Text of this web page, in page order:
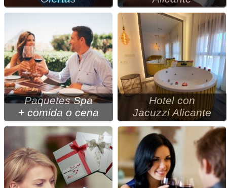
Paquetes Spa
+ comida o cena
Hotel con
Jacuzzi Alicante